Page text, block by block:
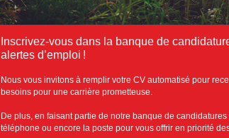
Inscrivez-vous dans la banque de
alertes d’emploi !
Nous vous invitons à remplir votre CV automatisé pour
besoins pour une carrière prometteuse.
De plus, en faisant partie de notre banque de
téléphone ou encore la poste pour vous offrir en priorité